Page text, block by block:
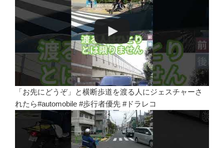
「お先にどうぞ」と横断歩道を渡る人にジェスチャーさ
れたら#automobile #歩行者優先 #ドラレコ